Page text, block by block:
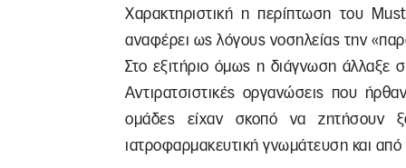
Χαρακτηριστική η περίπτωση του
αναφέρει ως λόγους νοσηλείας την
Στο εξιτήριο όμως η διάγνωση άλλαξε
Αντιρατσιστικές οργανώσεις που
ομάδες είχαν σκοπό να ζητήσουν
ιατροφαρμακευτική γνωμάτευση και από